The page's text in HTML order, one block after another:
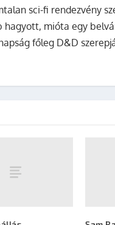
sci-fi rendezvény
mióta egy
főleg D&D